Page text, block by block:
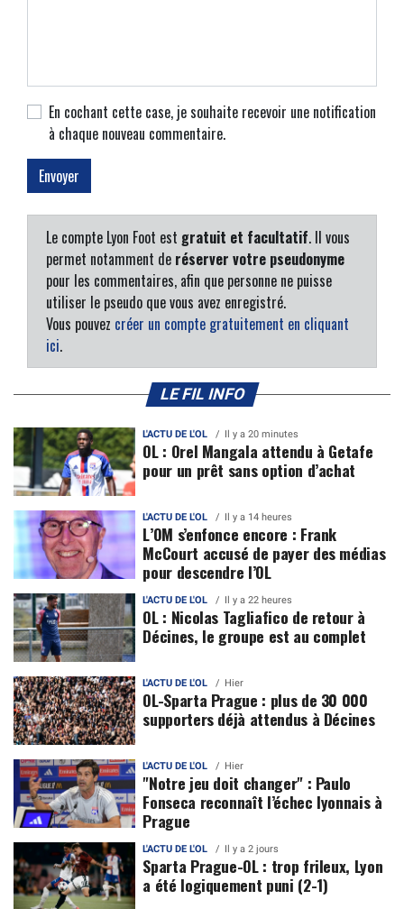
En cochant cette case, je souhaite recevoir une notification
à chaque nouveau commentaire.
Le compte Lyon Foot est gratuit et facultatif. Il vous
permet notamment de réserver votre pseudonyme
pour les commentaires, afin que personne ne puisse
utiliser le pseudo que vous avez enregistré.
Vous pouvez créer un compte gratuitement en cliquant
ici.
LE FIL INFO
L'ACTU DE L'OL Il y a 20 minutes
OL : Orel Mangala attendu à Getafe
pour un prêt sans option d’achat
L'ACTU DE L'OL Il y a 14 heures
L’OM s’enfonce encore : Frank
McCourt accusé de payer des médias
pour descendre l’OL
L'ACTU DE L'OL Il y a 22 heures
OL : Nicolas Tagliafico de retour à
Décines, le groupe est au complet
L'ACTU DE L'OL Hier
OL-Sparta Prague : plus de 30 000
supporters déjà attendus à Décines
L'ACTU DE L'OL Hier
"Notre jeu doit changer" : Paulo
Fonseca reconnaît l’échec lyonnais à
Prague
L'ACTU DE L'OL Il y a 2 jours
Sparta Prague-OL : trop frileux, Lyon
a été logiquement puni (2-1)